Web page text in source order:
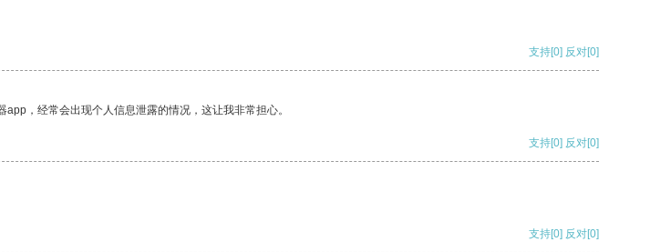
支持[0] 反对[0]
，经常会出现个人信息泄露的情况，这让我非常担心。
支持[0] 反对[0]
支持[0] 反对[0]